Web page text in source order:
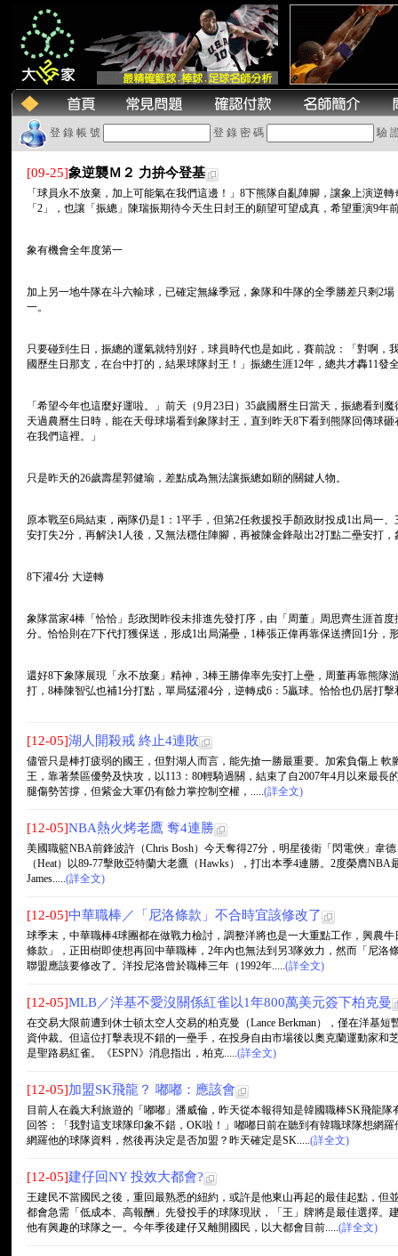
登 錄 帳 號 登 錄 密 碼 驗
[09-25]象逆襲Ｍ２ 力拚今登基
「球員永不放棄，加上可能氣在我們這邊！」8下熊隊自亂陣腳，讓象上演逆
「2」，也讓「振總」陳瑞振期待今天生日封王的願望可望成真，希望重演9年
象有機會全年度第一
加上另一地牛隊在斗六輸球，已確定無緣季冠，象隊和牛隊的全季勝差只剩2
一。
只要碰到生日，振總的運氣就特別好，球員時代也是如此，賽前說：「對啊，
國歷生日那支，在台中打的，結果球隊封王！」振總生涯12年，總共才轟11發
「希望今年也這麼好運啦。」前天（9月23日）35歲國曆生日當天，振總看到
天過農曆生日時，能在天母球場看到象隊封王，直到昨天8下看到熊隊回傳球
在我們這裡。」
只是昨天的26歲壽星郭健瑜，差點成為無法讓振總如願的關鍵人物。
原本戰至6局結束，兩隊仍是1：1平手，但第2任救援投手顏政財投成1出局一
安打失2分，再解決1人後，又無法穩住陣腳，再被陳金鋒敲出2打點二壘安打，
8下灌4分 大逆轉
象隊當家4棒「恰恰」彭政閔昨役未排進先發打序，由「周董」周思齊生涯首
分。恰恰則在7下代打獲保送，形成1出局滿壘，1棒張正偉再靠保送擠回1分，
還好8下象隊展現「永不放棄」精神，3棒王勝偉率先安打上壘，周董再靠熊隊
打，8棒陳智弘也補1分打點，單局猛灌4分，逆轉成6：5贏球。恰恰也仍居打
[12-05]湖人開殺戒 終止4連敗
儘管只是棒打疲弱的國王，但對湖人而言，能先搶一勝最重要。加索負傷上
王，靠著禁區優勢及快攻，以113：80輕騎過關，結束了自2007年4月以來最長
腿傷勢苦撐，但紫金大軍仍有餘力掌控制空權，.....(詳全文)
[12-05]NBA熱火烤老鷹 奪4連勝
美國職籃NBA前鋒波許（Chris Bosh）今天奪得27分，明星後衛「閃電俠」韋
（Heat）以89-77擊敗亞特蘭大老鷹（Hawks），打出本季4連勝。2度榮膺
James.....(詳全文)
[12-05]中華職棒／「尼洛條款」不合時宜該修改了
球季末，中華職棒4球團都在做戰力檢討，調整洋將也是一大重點工作，興農
條款」，正田樹即使想再回中華職棒，2年內也無法到另3隊效力，然而「尼洛
聯盟應該要修改了。洋投尼洛曾於職棒三年（1992年.....(詳全文)
[12-05]MLB／洋基不愛沒關係紅雀以1年800萬美元簽下柏克曼
在交易大限前遭到休士頓太空人交易的柏克曼（Lance Berkman），僅在洋基
資仲裁。但這位打擊表現不錯的一壘手，在投身自由市場後以奧克蘭運動家和
是聖路易紅雀。《ESPN》消息指出，柏克.....(詳全文)
[12-05]加盟SK飛龍？ 嘟嘟：應該會
目前人在義大利旅遊的「嘟嘟」潘威倫，昨天從本報得知是韓國職棒SK飛龍
回答：「我對這支球隊印象不錯，OK啦！」嘟嘟日前在聽到有韓職球隊想網
網羅他的球隊資料，然後再決定是否加盟？昨天確定是SK.....(詳全文)
[12-05]建仔回NY 投效大都會?
王建民不當國民之後，重回最熟悉的紐約，或許是他東山再起的最佳起點，但
都會急需「低成本、高報酬」先發投手的球隊現狀，「王」牌將是最佳選擇。
他有興趣的球隊之一。今年季後建仔又離開國民，以大都會目前.....(詳全文)